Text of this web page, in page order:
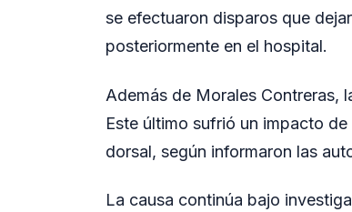
se efectuaron disparos que
posteriormente en el hospital.
Además de Morales Contreras,
Este último sufrió un impacto
dorsal, según informaron las
La causa continúa bajo